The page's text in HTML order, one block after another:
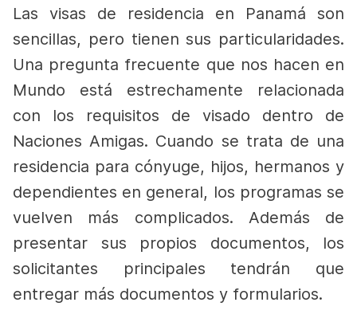
Las visas de residencia en Panamá son
sencillas, pero tienen sus particularidades.
Una pregunta frecuente que nos hacen en
Mundo está estrechamente relacionada
con los requisitos de visado dentro de
Naciones Amigas. Cuando se trata de una
residencia para cónyuge, hijos, hermanos y
dependientes en general, los programas se
vuelven más complicados. Además de
presentar sus propios documentos, los
solicitantes principales tendrán que
entregar más documentos y formularios.